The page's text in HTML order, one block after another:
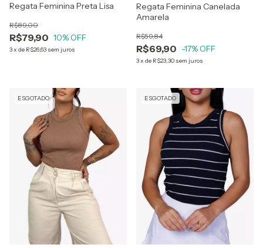
Regata Feminina Preta Lisa
R$79,90
R$89,00
10% OFF
3x de R$26,63 sem juros
Regata Feminina Canelada
Amarela
R$69,90
R$59,84
-17% OFF
3x de R$23,30 sem juros
ESGOTADO ESGOTADO